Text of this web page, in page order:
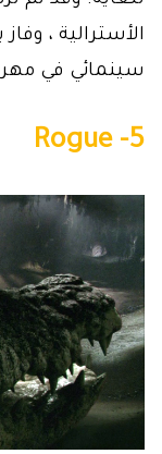
الأسترالية ،
سينمائي في
5- Rogue